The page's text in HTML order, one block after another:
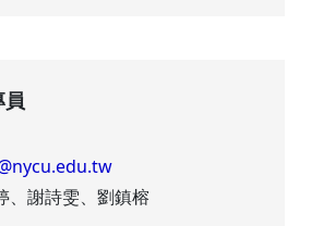
員
、謝詩雯、劉鎮榕